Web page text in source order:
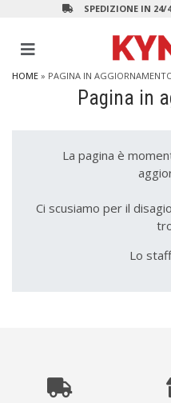
SPEDIZIONE IN 24/
HOME » PAGINA IN
Pagina in
La pagina è
Ci scusiamo per il
Lo